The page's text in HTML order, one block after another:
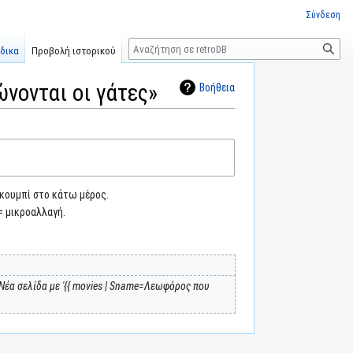
Βοήθεια
οι γάτες»
στο κάτω μέρος.
μικροαλλαγή.
σελίδα με '{{ movies | Sname=Λεωφόρος που
Σύνδεση
Προβολή ιστορικού
Αναζήτηση